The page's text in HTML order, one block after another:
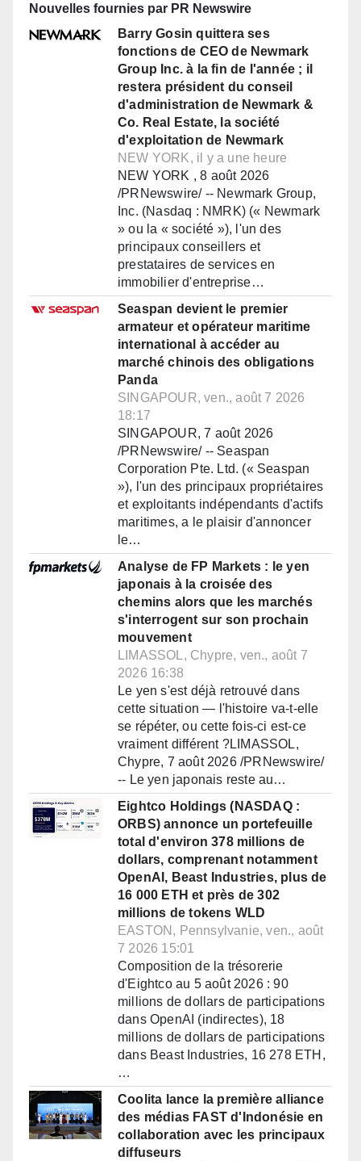
Nouvelles fournies par PR Newswire
Barry Gosin quittera ses
fonctions de CEO de Newmark
Group Inc. à la fin de l'année ; il
restera président du conseil
d'administration de Newmark &
Co. Real Estate, la société
d'exploitation de Newmark
NEW YORK, il y a une heure
NEW YORK , 8 août 2026
/PRNewswire/ -- Newmark Group,
Inc. (Nasdaq : NMRK) (« Newmark
» ou la « société »), l'un des
principaux conseillers et
prestataires de services en
immobilier d'entreprise…
Seaspan devient le premier
armateur et opérateur maritime
international à accéder au
marché chinois des obligations
Panda
SINGAPOUR, ven., août 7 2026
18:17
SINGAPOUR, 7 août 2026
/PRNewswire/ -- Seaspan
Corporation Pte. Ltd. (« Seaspan
»), l'un des principaux propriétaires
et exploitants indépendants d'actifs
maritimes, a le plaisir d'annoncer
le…
Analyse de FP Markets : le yen
japonais à la croisée des
chemins alors que les marchés
s'interrogent sur son prochain
mouvement
LIMASSOL, Chypre, ven., août 7
2026 16:38
Le yen s'est déjà retrouvé dans
cette situation — l'histoire va-t-elle
se répéter, ou cette fois-ci est-ce
vraiment différent ?LIMASSOL,
Chypre, 7 août 2026 /PRNewswire/
-- Le yen japonais reste au…
Eightco Holdings (NASDAQ :
ORBS) annonce un portefeuille
total d'environ 378 millions de
dollars, comprenant notamment
OpenAI, Beast Industries, plus de
16 000 ETH et près de 302
millions de tokens WLD
EASTON, Pennsylvanie, ven., août
7 2026 15:01
Composition de la trésorerie
d'Eightco au 5 août 2026 : 90
millions de dollars de participations
dans OpenAI (indirectes), 18
millions de dollars de participations
dans Beast Industries, 16 278 ETH,
…
Coolita lance la première alliance
des médias FAST d'Indonésie en
collaboration avec les principaux
diffuseurs